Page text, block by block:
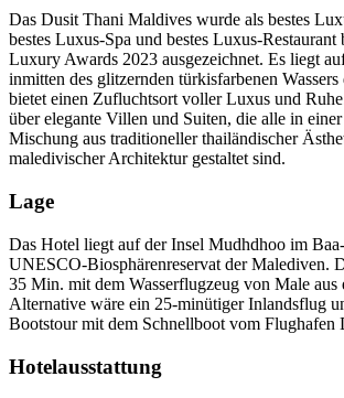
Das Dusit Thani Maldives wurde als bestes
bestes Luxus-Spa und bestes Luxus-
Luxury Awards 2023 ausgezeichnet. Es liegt
inmitten des glitzernden türkisfarbenen
bietet einen Zufluchtsort voller Luxus und
über elegante Villen und Suiten, die alle in
Mischung aus traditioneller thailändischer
maledivischer Architektur gestaltet sind.
Lage
Das Hotel liegt auf der Insel Mudhdhoo im
UNESCO-Biosphärenreservat der Malediven.
35 Min. mit dem Wasserflugzeug von Male aus
Alternative wäre ein 25-minütiger Inlandsflug
Bootstour mit dem Schnellboot vom Flughafen
Hotelausstattung